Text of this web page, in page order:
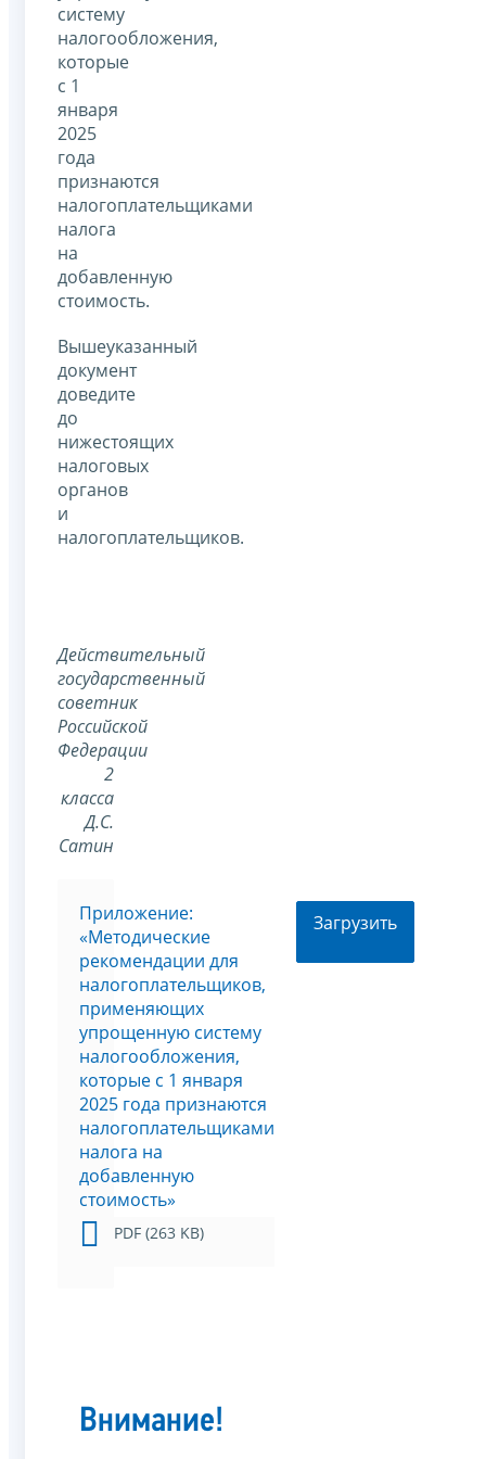
систему
налогообложения,
которые
с 1
января
2025
года
признаются
налогоплательщиками
налога
на
добавленную
стоимость.
Вышеуказанный
документ
доведите
до
нижестоящих
налоговых
органов
и
налогоплательщиков.
Действительный
государственный
советник
Российской
Федерации
2
класса
Д.С.
Сатин
Приложение:
«Методические
рекомендации для
налогоплательщиков,
применяющих
упрощенную систему
налогообложения,
которые с 1 января
2025 года признаются
налогоплательщиками
налога на
добавленную
стоимость»
PDF (263 KB)
Загрузить
Внимание!